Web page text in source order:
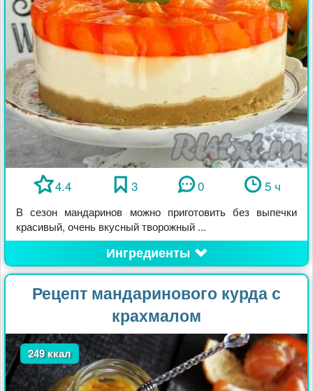
4.4 3 0 5 ч
В сезон мандаринов можно приготовить без выпечки
красивый, очень вкусный творожный ...
Ингредиенты
Рецепт мандаринового курда с
крахмалом
249 ккал